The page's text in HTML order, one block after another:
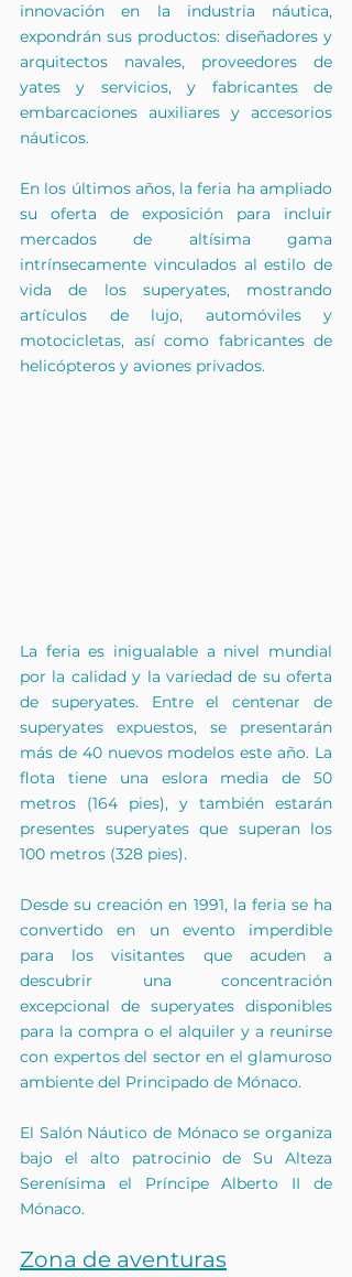
innovación en la industria náutica,
expondrán sus productos: diseñadores y
arquitectos navales, proveedores de
yates y servicios, y fabricantes de
embarcaciones auxiliares y accesorios
náuticos.
En los últimos años, la feria ha ampliado
su oferta de exposición para incluir
mercados de altísima gama
intrínsecamente vinculados al estilo de
vida de los superyates, mostrando
artículos de lujo, automóviles y
motocicletas, así como fabricantes de
helicópteros y aviones privados.
La feria es inigualable a nivel mundial
por la calidad y la variedad de su oferta
de superyates. Entre el centenar de
superyates expuestos, se presentarán
más de 40 nuevos modelos este año. La
flota tiene una eslora media de 50
metros (164 pies), y también estarán
presentes superyates que superan los
100 metros (328 pies).
Desde su creación en 1991, la feria se ha
convertido en un evento imperdible
para los visitantes que acuden a
descubrir una concentración
excepcional de superyates disponibles
para la compra o el alquiler y a reunirse
con expertos del sector en el glamuroso
ambiente del Principado de Mónaco.
El Salón Náutico de Mónaco se organiza
bajo el alto patrocinio de Su Alteza
Serenísima el Príncipe Alberto II de
Mónaco.
Zona de aventuras